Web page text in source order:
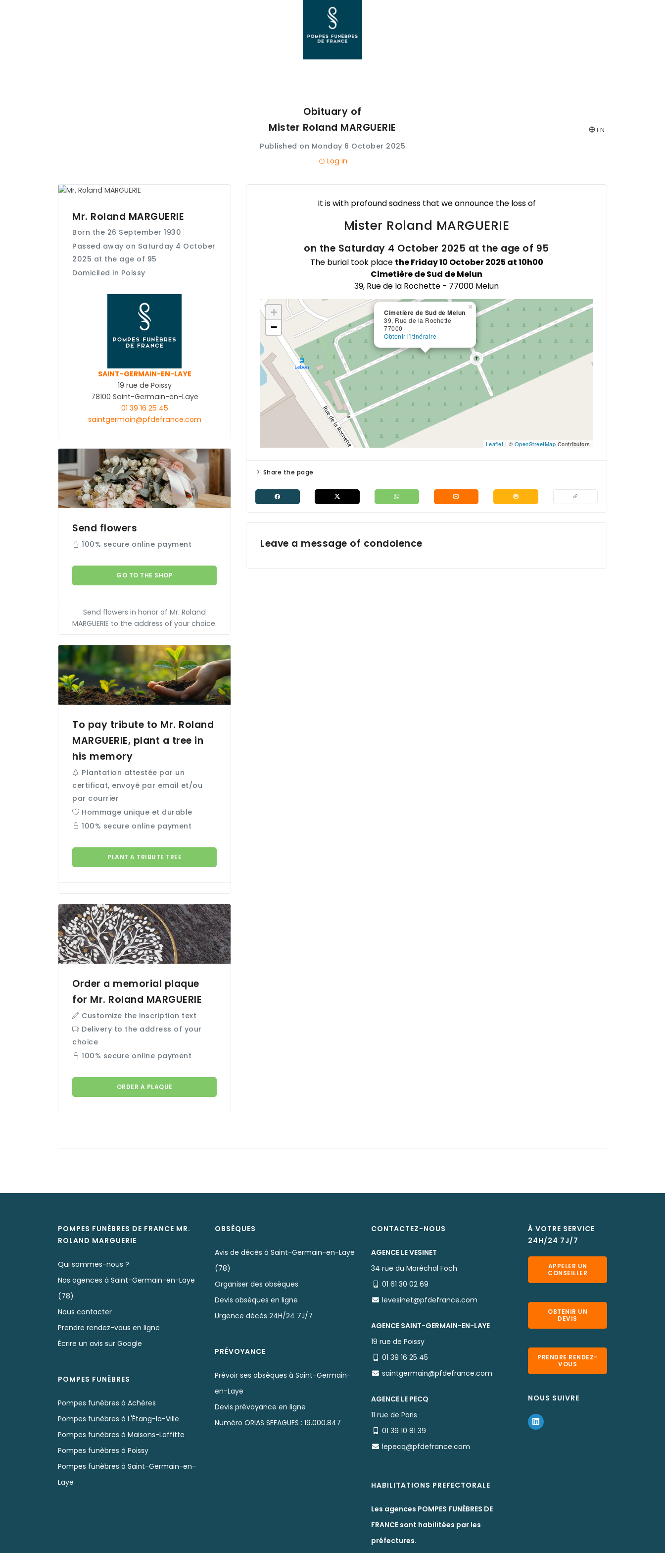
Obituary of
Mister Roland MARGUERIE
Published on Monday 6 October 2025
Log in
EN
Mr. Roland MARGUERIE
Born the 26 September 1930
Passed away on Saturday 4 October
2025 at the age of 95
Domiciled in Poissy
SAINT-GERMAIN-EN-LAYE
19 rue de Poissy
78100 Saint-Germain-en-Laye
01 39 16 25 45
saintgermain@pfdefrance.com
Send flowers
100% secure online payment
GO TO THE SHOP
Send flowers in honor of Mr. Roland
MARGUERIE to the address of your choice.
To pay tribute to Mr. Roland
MARGUERIE, plant a tree in
his memory
Plantation attestée par un
certificat, envoyé par email et/ou
par courrier
Hommage unique et durable
100% secure online payment
PLANT A TRIBUTE TREE
Order a memorial plaque
for Mr. Roland MARGUERIE
Customize the inscription text
Delivery to the address of your
choice
100% secure online payment
ORDER A PLAQUE
It is with profound sadness that we announce the loss of
Mister Roland MARGUERIE
on the Saturday 4 October 2025 at the age of 95
The burial took place the Friday 10 October 2025 at 10h00
Cimetière de Sud de Melun
39, Rue de la Rochette - 77000 Melun
Cimetière de Sud de Melun
39, Rue de la Rochette
77000
Obtenir l'itinéraire
×
+
−
Leaflet | © OpenStreetMap Contributors
Share the page
Leave a message of condolence
POMPES FUNÈBRES DE FRANCE MR.
ROLAND MARGUERIE
Qui sommes-nous ?
Nos agences à Saint-Germain-en-Laye
(78)
Nous contacter
Prendre rendez-vous en ligne
Écrire un avis sur Google
POMPES FUNÈBRES
Pompes funèbres à Achères
Pompes funèbres à L'Étang-la-Ville
Pompes funèbres à Maisons-Laffitte
Pompes funèbres à Poissy
Pompes funèbres à Saint-Germain-en-
Laye
OBSÈQUES
Avis de décès à Saint-Germain-en-Laye
(78)
Organiser des obsèques
Devis obsèques en ligne
Urgence décès 24H/24 7J/7
PRÉVOYANCE
Prévoir ses obsèques à Saint-Germain-
en-Laye
Devis prévoyance en ligne
Numéro ORIAS SEFAGUES : 19.000.847
CONTACTEZ-NOUS
AGENCE LE VESINET
34 rue du Maréchal Foch
01 61 30 02 69
levesinet@pfdefrance.com
AGENCE SAINT-GERMAIN-EN-LAYE
19 rue de Poissy
01 39 16 25 45
saintgermain@pfdefrance.com
AGENCE LE PECQ
11 rue de Paris
01 39 10 81 39
lepecq@pfdefrance.com
HABILITATIONS PREFECTORALE
Les agences POMPES FUNÈBRES DE
FRANCE sont habilitées par les
préfectures.
À VOTRE SERVICE
24H/24 7J/7
APPELER UN
CONSEILLER
OBTENIR UN
DEVIS
PRENDRE RENDEZ-
VOUS
NOUS SUIVRE